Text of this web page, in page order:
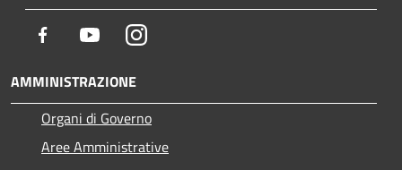
Facebook YoutubeInstagram
AMMINISTRAZIONE
Organi di Governo
Aree Amministrative